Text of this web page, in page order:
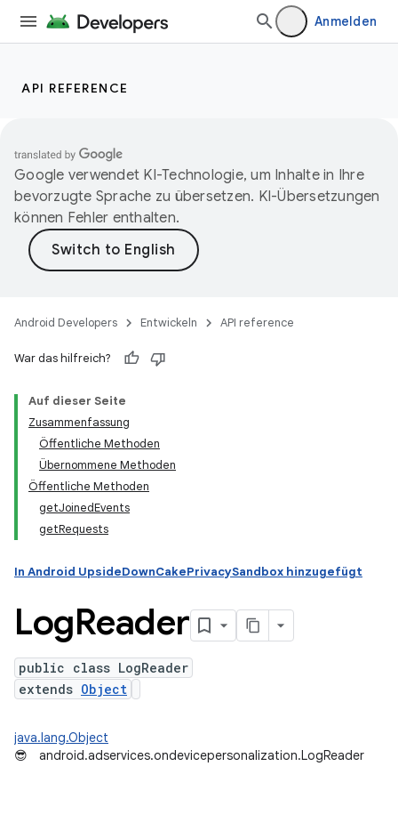
Anmelden
API REFERENCE
Google verwendet KI-Technologie, um Inhalte in Ihre
bevorzugte Sprache zu übersetzen. KI-Übersetzungen
können Fehler enthalten.
Android Developers Entwickeln API reference
War das hilfreich?
Auf dieser Seite
Zusammenfassung
Öffentliche Methoden
Übernommene Methoden
Öffentliche Methoden
getJoinedEvents
getRequests
In Android UpsideDownCakePrivacySandbox hinzugefügt
LogReader
public class LogReader
extends Object
java.lang.Object
😎
android.adservices.ondevicepersonalization.LogReader